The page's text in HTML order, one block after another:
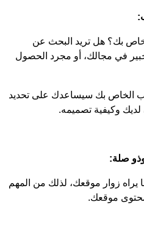
بك؟ هل تريد البحث عن
في مجالك، أو مجرد الحصول
الخاص بك سيساعدك على تحديد
وكيفية تصميمه.
زوار موقعك، لذلك من المهم
موقعك.